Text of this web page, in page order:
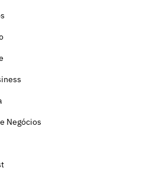
Negócios